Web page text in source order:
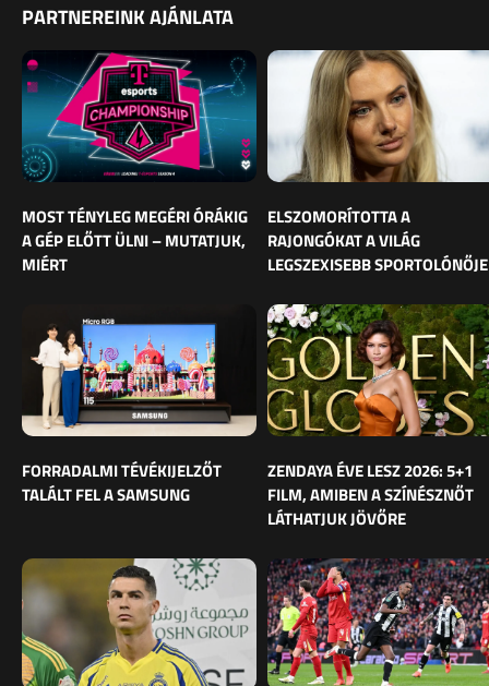
PARTNEREINK AJÁNLATA
MOST TÉNYLEG MEGÉRI ÓRÁKIG
A GÉP ELŐTT ÜLNI – MUTATJUK,
MIÉRT
ELSZOMORÍTOTTA A
RAJONGÓKAT A VILÁG
LEGSZEXISEBB SPORTOLÓNŐJE
FORRADALMI TÉVÉKIJELZŐT
TALÁLT FEL A SAMSUNG
ZENDAYA ÉVE LESZ 2026: 5+1
FILM, AMIBEN A SZÍNÉSZNŐT
LÁTHATJUK JÖVŐRE